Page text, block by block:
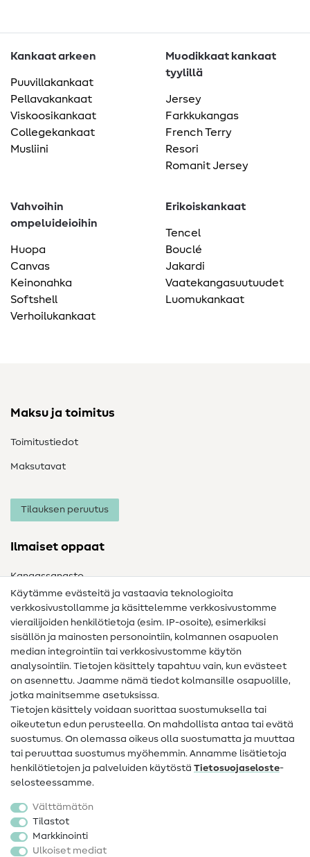
Kankaat arkeen
Puuvillakankaat
Pellavakankaat
Viskoosikankaat
Collegekankaat
Musliini
Muodikkaat kankaat
tyylillä
Jersey
Farkkukangas
French Terry
Resori
Romanit Jersey
Vahvoihin
ompeluideioihin
Huopa
Canvas
Keinonahka
Softshell
Verhoilukankaat
Erikoiskankaat
Tencel
Bouclé
Jakardi
Vaatekangasuutuudet
Luomukankaat
Maksu ja toimitus
Toimitustiedot
Maksutavat
Tilauksen peruutus
Ilmaiset oppaat
Kangassanasto
Ompelusanasto
Ompeluohjeet
Apua ja yhteystiedot
Yhteystiedot
Tietoa omistajanvaihdoksesta
FAQ
Peruutusoikeus
Suosittu
Kankaat
Ompelutarvikkeet
Käytämme evästeitä ja vastaavia teknologioita
verkkosivustollamme ja käsittelemme verkkosivustomme
vierailijoiden henkilötietoja (esim. IP-osoite), esimerkiksi
sisällön ja mainosten personointiin, kolmannen osapuolen
median integrointiin tai verkkosivustomme käytön
analysointiin. Tietojen käsittely tapahtuu vain, kun evästeet
on asennettu. Jaamme nämä tiedot kolmansille osapuolille,
jotka mainitsemme asetuksissa.
Tietojen käsittely voidaan suorittaa suostumuksella tai
oikeutetun edun perusteella. On mahdollista antaa tai evätä
suostumus. On olemassa oikeus olla suostumatta ja muuttaa
tai peruuttaa suostumus myöhemmin. Annamme lisätietoja
henkilötietojen ja palveluiden käytöstä Tietosuojaseloste-
selosteessamme.
Välttämätön
Tilastot
Markkinointi
Ulkoiset mediat